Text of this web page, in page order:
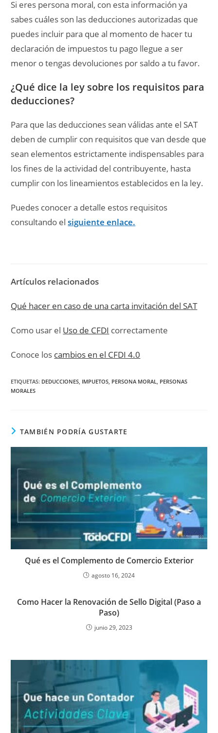
Si eres persona moral, con esta información ya
sabes cuáles son las deducciones autorizadas que
puedes incluir para que al momento de hacer tu
declaración de impuestos tu pago llegue a ser
menor o tengas devoluciones por saldo a tu favor.
¿Qué dice la ley sobre los requisitos para
deducciones?
Para que las deducciones sean válidas ante el SAT
deben de cumplir con requisitos que van desde que
sean elementos estrictamente indispensables para
los fines de la actividad del contribuyente, hasta
cumplir con los lineamientos establecidos en la ley.
Puedes conocer a detalle estos requisitos
consultando elsiguiente enlace.
Artículos relacionados
Qué hacer en caso de una carta invitación del SAT
Como usar el Uso de CFDI correctamente
Conoce los cambios en el CFDI 4.0
ETIQUETAS: DEDUCCIONES, IMPUETOS, PERSONA MORAL, PERSONAS
MORALES
TAMBIÉN PODRÍA GUSTARTE
Qué es el Complemento de Comercio Exterior
agosto 16, 2024
Como Hacer la Renovación de Sello Digital (Paso a
Paso)
junio 29, 2023